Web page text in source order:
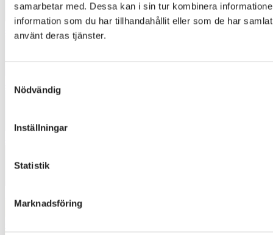
samarbetar med. Dessa kan i sin tur kombinera
information som du har tillhandahållit eller som de har
använt deras tjänster.
Nödvändig
Inställningar
Statistik
Marknadsföring
4421